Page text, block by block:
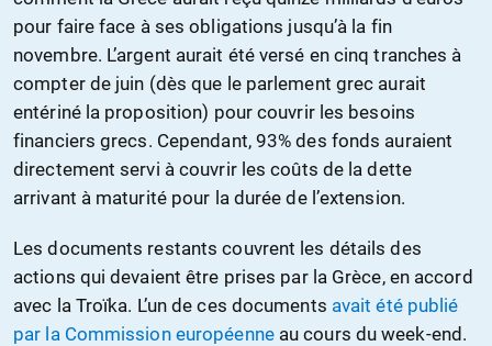
pour faire face à ses obligations jusqu’à la fin
novembre. L’argent aurait été versé en cinq tranches à
compter de juin (dès que le parlement grec aurait
entériné la proposition) pour couvrir les besoins
financiers grecs. Cependant, 93% des fonds auraient
directement servi à couvrir les coûts de la dette
arrivant à maturité pour la durée de l’extension.
Les documents restants couvrent les détails des
actions qui devaient être prises par la Grèce, en accord
avec la Troïka. L’un de ces documents avait été publié
par la Commission européenneau cours du week-end.